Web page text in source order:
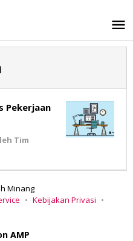
Pekerjaan
Tim
Minang
Kebijakan Privasi
AMP